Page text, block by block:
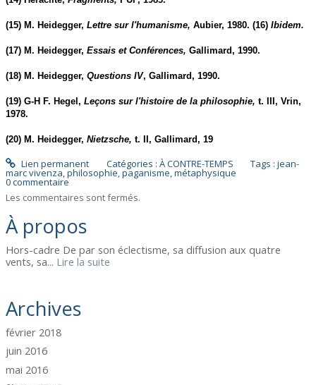
À propos
Hors-cadre De par son éclectisme, sa diffusion aux quatre
vents, sa... Lire la suite
Archives
février 2018
juin 2016
mai 2016
(15) M. Heidegger,Lettre sur l'humanisme, Aubier, 1980. (16)Ibidem.
(17) M. Heidegger,Essais et Conférences, Gallimard, 1990.
(18) M. Heidegger,Questions IV, Gallimard, 1990.
(19) G-H F. Hegel,Leçons sur l'histoire de la philosophie, t. III, Vrin,
1978.
(20) M. Heidegger,Nietzsche, t. II, Gallimard, 19
Lien permanent Catégories : À CONTRE-TEMPS Tags :jean-
marc vivenza,philosophie,paganisme,métaphysique
0commentaire
Les commentaires sont fermés.